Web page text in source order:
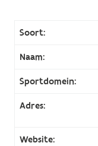
Soort:
Naam:
Sportdomein:
Adres:
Website: